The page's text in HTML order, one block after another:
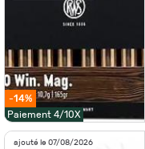
-14%
Paiement 4/10X
ajouté le 07/08/2026